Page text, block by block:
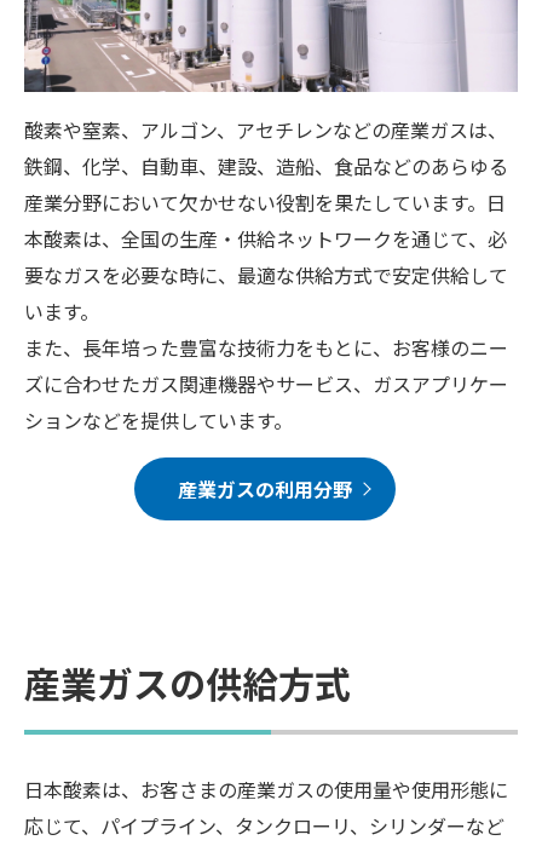
酸素や窒素、アルゴン、アセチレンなどの産業ガスは、
鉄鋼、化学、自動車、建設、造船、食品などのあらゆる
産業分野において欠かせない役割を果たしています。日
本酸素は、全国の生産・供給ネットワークを通じて、必
要なガスを必要な時に、最適な供給方式で安定供給して
います。
また、長年培った豊富な技術力をもとに、お客様のニー
ズに合わせたガス関連機器やサービス、ガスアプリケー
ションなどを提供しています。
産業ガスの利用分野
産業ガスの供給方式
日本酸素は、お客さまの産業ガスの使用量や使用形態に
応じて、パイプライン、タンクローリ、シリンダーなど